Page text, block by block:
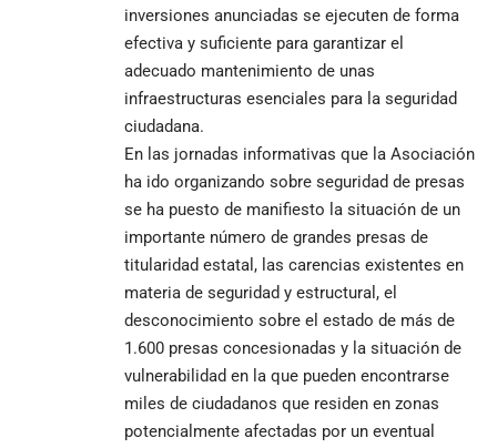
inversiones anunciadas se ejecuten de forma
efectiva y suficiente para garantizar el
adecuado mantenimiento de unas
infraestructuras esenciales para la seguridad
ciudadana.
En las jornadas informativas que la Asociación
ha ido organizando sobre seguridad de presas
se ha puesto de manifiesto la situación de un
importante número de grandes presas de
titularidad estatal, las carencias existentes en
materia de seguridad y estructural, el
desconocimiento sobre el estado de más de
1.600 presas concesionadas y la situación de
vulnerabilidad en la que pueden encontrarse
miles de ciudadanos que residen en zonas
potencialmente afectadas por un eventual